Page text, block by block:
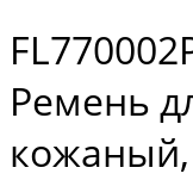
Ремень
кожаный,